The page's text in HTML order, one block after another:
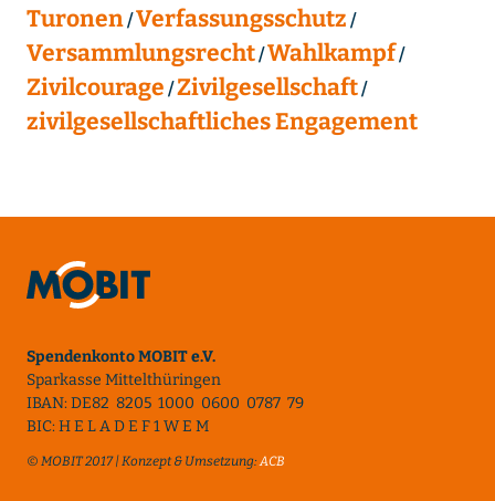
Turonen Verfassungsschutz
Versammlungsrecht Wahlkampf
Zivilcourage Zivilgesellschaft
zivilgesellschaftliches Engagement
Spendenkonto MOBIT e.V.
Sparkasse Mittelthüringen
IBAN: DE82 8205 1000 0600 0787 79
BIC: H E L A D E F 1 W E M
© MOBIT 2017 | Konzept & Umsetzung:ACB